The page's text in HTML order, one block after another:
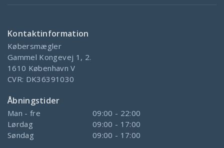
Kontaktinformation
Købersmægler
Gammel Kongevej 1, 2.
1610 København V
CVR: DK36391030
Åbningstider
Man - fre
09:00 - 22:00
Lørdag
09:00 - 17:00
Søndag
09:00 - 17:00